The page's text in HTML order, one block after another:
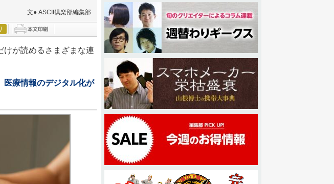
文● ASCII倶楽部編集部
けが読めるさまざまな連
医療情報のデジタル化が